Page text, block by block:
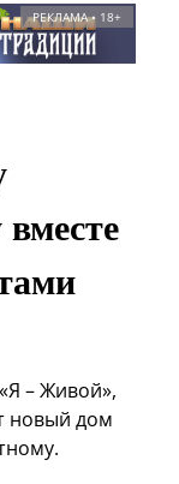
РЕКЛАМА • 18+
– Живой»,
новый дом